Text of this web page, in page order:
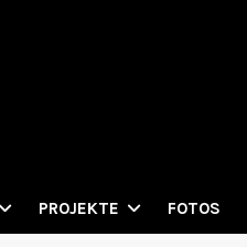
PROJEKTE FOTOS